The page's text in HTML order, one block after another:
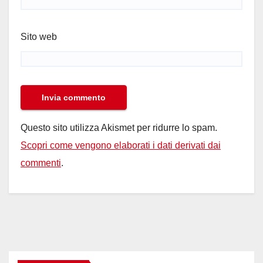
Sito web
Questo sito utilizza Akismet per ridurre lo spam.
Scopri come vengono elaborati i dati derivati dai
commenti.